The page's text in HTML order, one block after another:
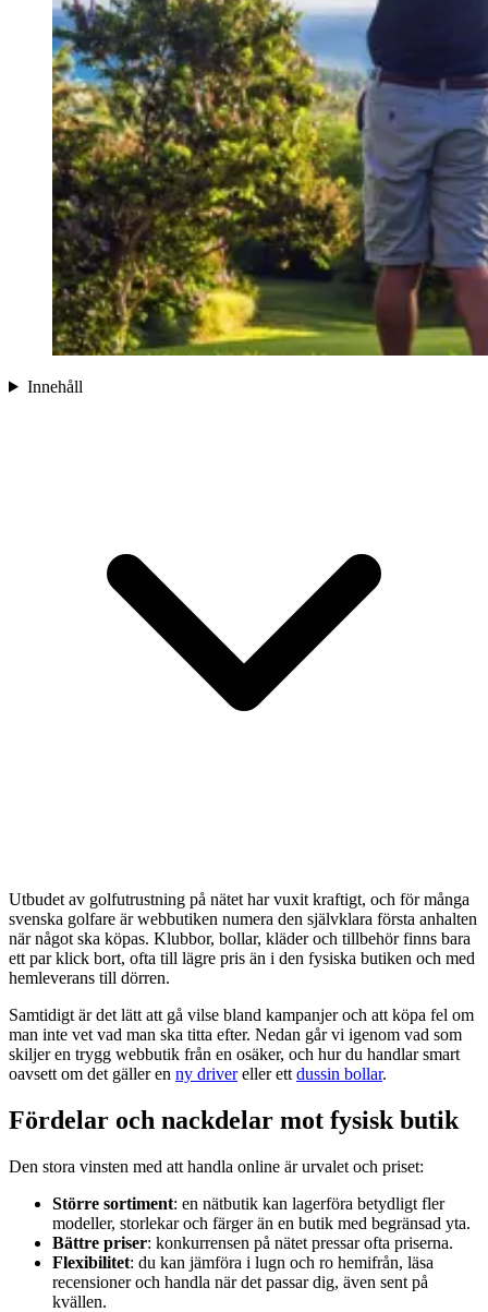
Innehåll
Utbudet av golfutrustning på nätet har vuxit kraftigt, och för många
svenska golfare är webbutiken numera den självklara första anhalten
när något ska köpas. Klubbor, bollar, kläder och tillbehör finns bara
ett par klick bort, ofta till lägre pris än i den fysiska butiken och med
hemleverans till dörren.
Samtidigt är det lätt att gå vilse bland kampanjer och att köpa fel om
man inte vet vad man ska titta efter. Nedan går vi igenom vad som
skiljer en trygg webbutik från en osäker, och hur du handlar smart
oavsett om det gäller en ny drivereller ett dussin bollar.
Fördelar och nackdelar mot fysisk butik
Den stora vinsten med att handla online är urvalet och priset:
Större sortiment: en nätbutik kan lagerföra betydligt fler
modeller, storlekar och färger än en butik med begränsad yta.
Bättre priser: konkurrensen på nätet pressar ofta priserna.
Flexibilitet: du kan jämföra i lugn och ro hemifrån, läsa
recensioner och handla när det passar dig, även sent på
kvällen.